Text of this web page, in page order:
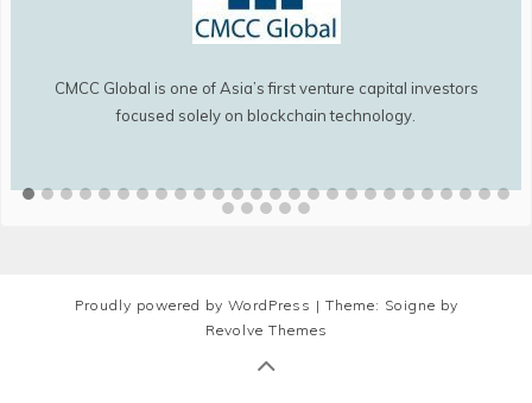
CMCC Global is one of Asia’s first venture capital investors
focused solely on blockchain technology.
Proudly powered by WordPress | Theme: Soigne by
Revolve Themes